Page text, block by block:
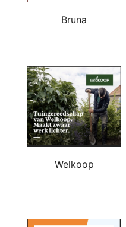
Bruna
Welkoop